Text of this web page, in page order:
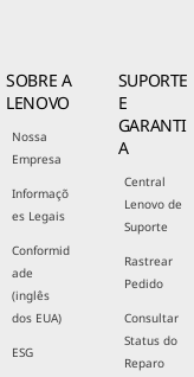
SOBRE A
LENOVO
Nossa
Empresa
Informaçõ
es Legais
Conformid
ade
(inglês
dos EUA)
ESG
SUPORTE
E
GARANTI
A
Central
Lenovo de
Suporte
Rastrear
Pedido
Consultar
Status do
Reparo